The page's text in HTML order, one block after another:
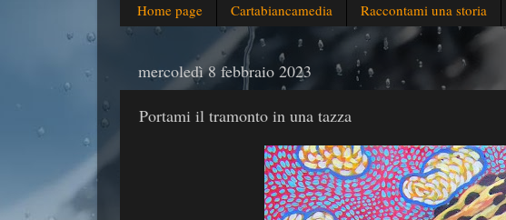
Home page Cartabiancamedia Raccontami una storia
mercoledì 8 febbraio 2023
Portami il tramonto in una tazza